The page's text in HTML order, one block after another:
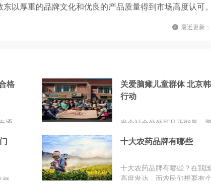
以厚重的品牌文化和优良的产品质量得到市场高度认可。
最近更新
格
通
关爱脑瘫儿童群体 北京
行动
当今社会处处可见正能量，
关爱。近日，在已为晨光脑瘫
京韩美药品MMA爱心志愿队
京市晨光脑瘫儿童康复中心，
督
十大农药品牌有哪些
十大农药品牌有哪些？在我
高度发达，而农民们想要有